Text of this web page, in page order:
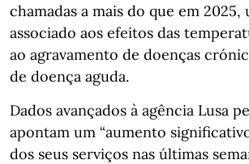
chamadas a mais do que em 2025,
associado aos efeitos das
ao agravamento de doenças
de doença aguda.
Dados avançados à agência Lusa
apontam um “aumento
dos seus serviços nas últimas